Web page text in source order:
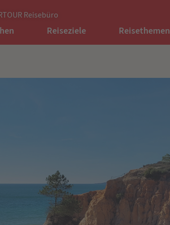
Reisebüro
Reiseziele Reisethemen